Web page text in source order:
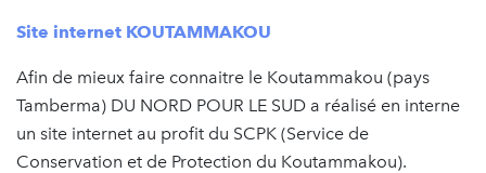
Site internet KOUTAMMAKOU
Afin de mieux faire connaitre le Koutammakou (pays
Tamberma) DU NORD POUR LE SUD a réalisé en interne
un site internet au profit du SCPK (Service de
Conservation et de Protection du Koutammakou).